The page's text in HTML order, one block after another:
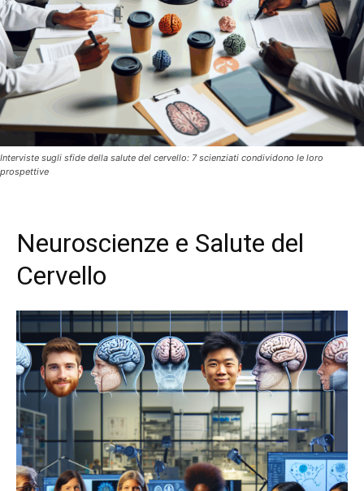
Interviste sugli sfide della salute del cervello: 7 scienziati condividono le loro
prospettive
Neuroscienze e Salute del
Cervello